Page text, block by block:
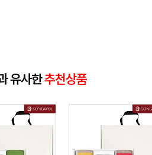
유사한추천상품